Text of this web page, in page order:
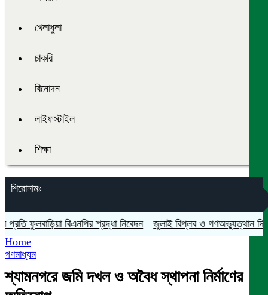
খেলাধুলা
চাকরি
বিনোদন
লাইফস্টাইল
শিক্ষা
শিরোনামঃ
বিএনপির শ্রদ্ধা নিবেদন জুলাই বিপ্লব ও গণঅভ্যুত্থান দিবস
Home
গণমাধ্যম
শ্যামনগরে জমি দখল ও অবৈধ স্থাপনা নির্মাণের